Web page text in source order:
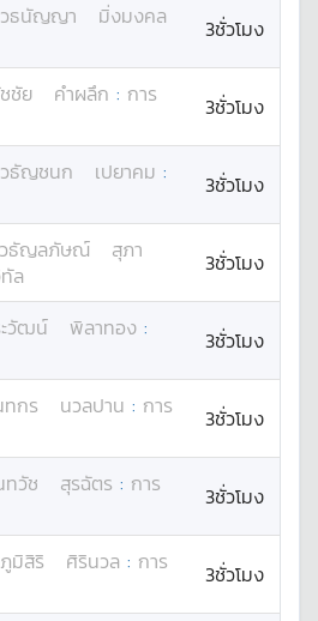
ธนัญญา
มิ่งมงคล
3ชั่วโมง
ชัย คำผลึก : การ
3ชั่วโมง
ธัญชนก เปยาคม :
3ชั่วโมง
ธัญลภัษณ์
สุภา
ล 3ชั่วโมง
วัฒน์ พิลาทอง :
3ชั่วโมง
กร นวลปาน : การ
3ชั่วโมง
วัช สุรฉัตร : การ
3ชั่วโมง
มิสิริ ศิรินวล : การ
3ชั่วโมง